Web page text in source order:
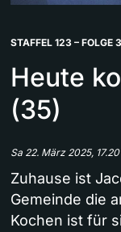
STAFFEL 123 – FOLGE 3
Heute
(35)
Sa 22. März 2025,
Zuhause ist
Gemeinde die
Kochen ist für